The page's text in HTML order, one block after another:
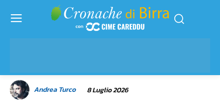
Andrea Turco 8 Luglio 2026